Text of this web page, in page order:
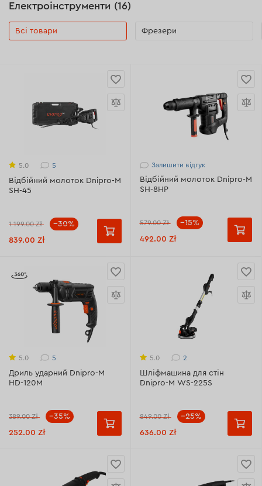
Електроінструменти (16)
Всі товари Фрезери
5.0 5
Відбійний молоток Dnipro-M
SH-45
839.00 Zł
1 199.00 Zł --30%
Залишити відгук
Відбійний молоток Dnipro-M
SH-8HP
492.00 Zł
579.00 Zł --15%
5.0 5
Дриль ударний Dnipro-M
HD-120M
252.00 Zł
389.00 Zł --35%
5.0 2
Шліфмашина для стін
Dnipro-M WS-225S
636.00 Zł
849.00 Zł --25%